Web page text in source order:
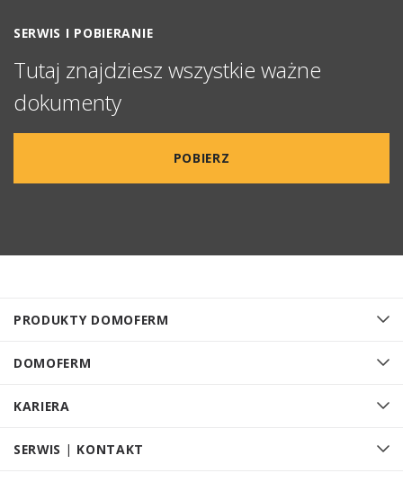
PRODUKTY DOMOFERM
DOMOFERM
KARIERA
SERWIS | KONTAKT
SERWIS I POBIERANIE
Tutaj znajdziesz wszystkie ważne
dokumenty
POBIERZ